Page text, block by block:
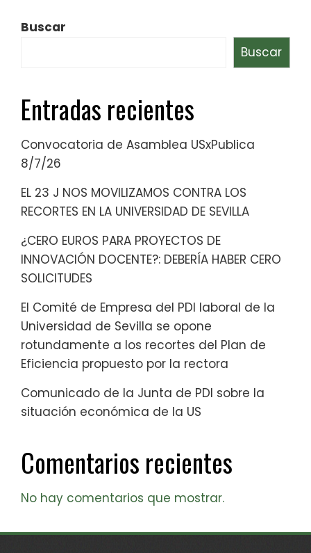
Buscar
Buscar
Entradas recientes
Convocatoria de Asamblea USxPublica
8/7/26
EL 23 J NOS MOVILIZAMOS CONTRA LOS
RECORTES EN LA UNIVERSIDAD DE SEVILLA
¿CERO EUROS PARA PROYECTOS DE
INNOVACIÓN DOCENTE?: DEBERÍA HABER CERO
SOLICITUDES
El Comité de Empresa del PDI laboral de la
Universidad de Sevilla se opone
rotundamente a los recortes del Plan de
Eficiencia propuesto por la rectora
Comunicado de la Junta de PDI sobre la
situación económica de la US
Comentarios recientes
No hay comentarios que mostrar.